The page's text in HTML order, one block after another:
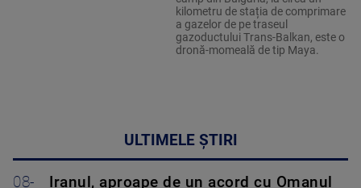
kilometru de stația de comprimare
a gazelor de pe traseul
gazoductului Trans-Balkan, este o
dronă-momeală de tip Maya.
ULTIMELE ȘTIRI
08- Iranul, aproape de un acord cu Omanul